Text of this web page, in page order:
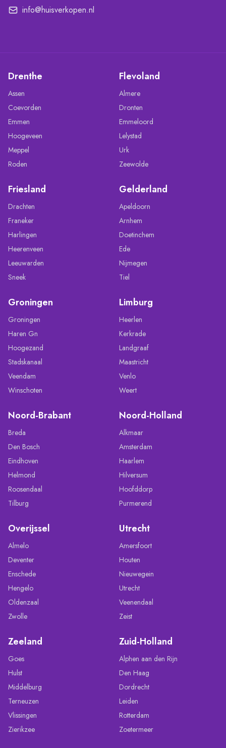
info@huisverkopen.nl
Drenthe
Assen
Coevorden
Emmen
Hoogeveen
Meppel
Roden
Flevoland
Almere
Dronten
Emmeloord
Lelystad
Urk
Zeewolde
Friesland
Drachten
Franeker
Harlingen
Heerenveen
Leeuwarden
Sneek
Gelderland
Apeldoorn
Arnhem
Doetinchem
Ede
Nijmegen
Tiel
Groningen
Groningen
Haren Gn
Hoogezand
Stadskanaal
Veendam
Winschoten
Limburg
Heerlen
Kerkrade
Landgraaf
Maastricht
Venlo
Weert
Noord-Brabant
Breda
Den Bosch
Eindhoven
Helmond
Roosendaal
Tilburg
Noord-Holland
Alkmaar
Amsterdam
Haarlem
Hilversum
Hoofddorp
Purmerend
Overijssel
Almelo
Deventer
Enschede
Hengelo
Oldenzaal
Zwolle
Utrecht
Amersfoort
Houten
Nieuwegein
Utrecht
Veenendaal
Zeist
Zeeland
Goes
Hulst
Middelburg
Terneuzen
Vlissingen
Zierikzee
Zuid-Holland
Alphen aan den Rijn
Den Haag
Dordrecht
Leiden
Rotterdam
Zoetermeer